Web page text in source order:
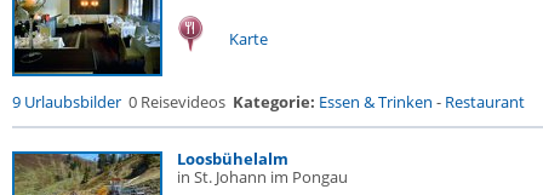
Karte
9 Urlaubsbilder 0 Reisevideos Kategorie: Essen & Trinken - Restaurant
Loosbühelalm
in St. Johann im Pongau